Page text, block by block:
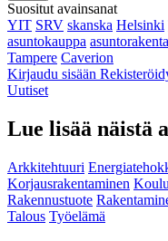
Suositut avainsanat
YIT SRV skanska Helsinki
asuntokauppa
Tampere Caverion
Kirjaudu sisään
Uutiset
Lue lisää näistä
Arkkitehtuuri
Korjausrakentaminen
Rakennustuote
Talous Työelämä